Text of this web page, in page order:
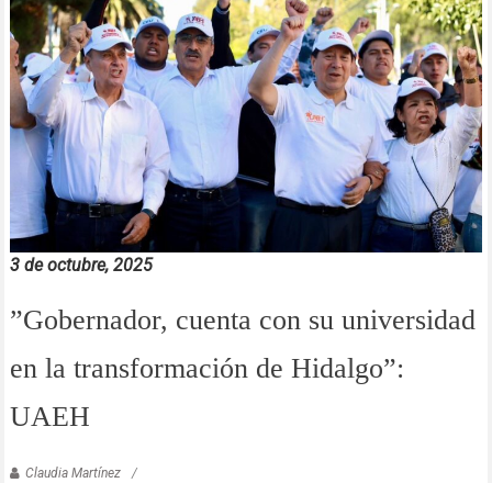
3 de octubre, 2025
”Gobernador, cuenta con su universidad
en la transformación de Hidalgo”:
UAEH
Claudia Martínez